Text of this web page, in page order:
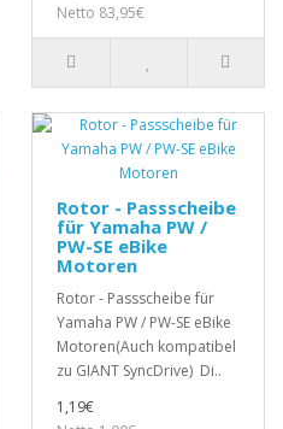
Netto 83,95€
Rotor - Passscheibe
für Yamaha PW /
PW-SE eBike
Motoren
Rotor - Passscheibe für
Yamaha PW / PW-SE eBike
Motoren(Auch kompatibel
zu GIANT SyncDrive) Di..
1,19€